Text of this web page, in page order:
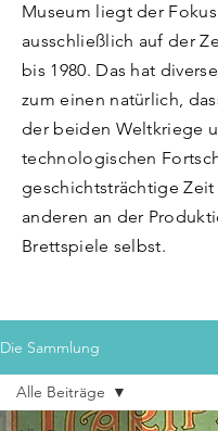
Museum liegt der Fokus
ausschließlich auf der
bis 1980. Das hat
zum einen natürlich,
der beiden Weltkriege
technologischen
geschichtsträchtige Zeit
anderen an der
Brettspiele selbst.
Die Sammlung
Alle Beiträge